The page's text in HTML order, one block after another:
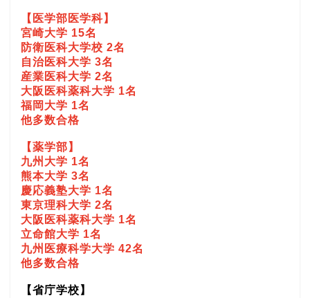
【医学部医学科】
宮崎大学 15名
防衛医科大学校 2名
自治医科大学 3名
産業医科大学 2名
大阪医科薬科大学 1名
福岡大学 1名
他多数合格
【薬学部】
九州大学 1名
熊本大学 3名
慶応義塾大学 1名
東京理科大学 2名
大阪医科薬科大学 1名
立命館大学 1名
九州医療科学大学 42名
他多数合格
【省庁学校】